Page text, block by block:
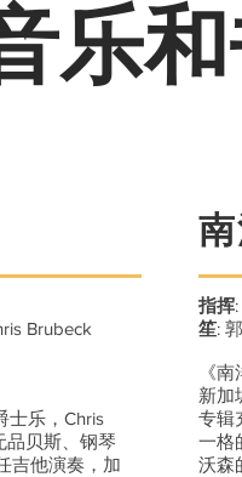
乐
Brubeck
士乐，Chris
品贝斯、钢琴
吉他演奏，加
指挥:
笙:
《
新加
专辑
一格
沃森